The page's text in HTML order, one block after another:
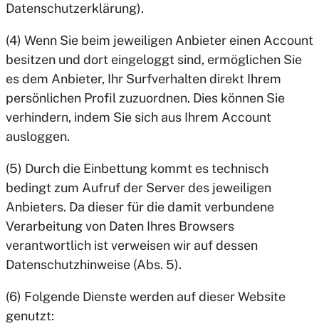
Datenschutzerklärung).
(4) Wenn Sie beim jeweiligen Anbieter einen Account
besitzen und dort eingeloggt sind, ermöglichen Sie
es dem Anbieter, Ihr Surfverhalten direkt Ihrem
persönlichen Profil zuzuordnen. Dies können Sie
verhindern, indem Sie sich aus Ihrem Account
ausloggen.
(5) Durch die Einbettung kommt es technisch
bedingt zum Aufruf der Server des jeweiligen
Anbieters. Da dieser für die damit verbundene
Verarbeitung von Daten Ihres Browsers
verantwortlich ist verweisen wir auf dessen
Datenschutzhinweise (Abs. 5).
(6) Folgende Dienste werden auf dieser Website
genutzt: